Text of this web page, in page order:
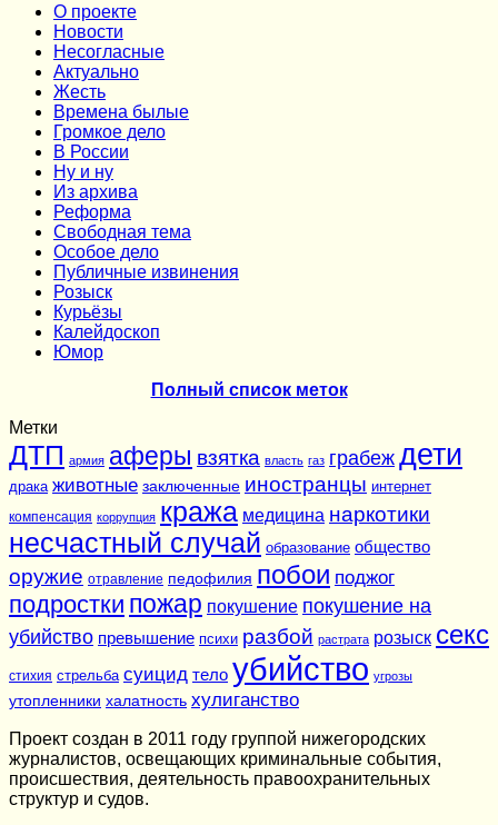
О проекте
Новости
Несогласные
Актуально
Жесть
Времена былые
Громкое дело
В России
Ну и ну
Из архива
Реформа
Cвободная тема
Особое дело
Публичные извинения
Розыск
Курьёзы
Калейдоскоп
Юмор
Полный список меток
Метки
ДТП армия аферы взятка власть газ грабеж дети
драка животные заключенные иностранцы интернет
компенсация коррупция кража медицина наркотики
несчастный случай образование общество
оружие отравление педофилия побои поджог
подростки пожар покушение покушение на
убийство превышение психи разбой растрата розыск секс
стихия стрельба суицид тело убийство угрозы
утопленники халатность хулиганство
Проект создан в 2011 году группой нижегородских
журналистов, освещающих криминальные события,
происшествия, деятельность правоохранительных
структур и судов.